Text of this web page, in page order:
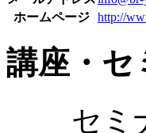
ホームページ http://
講座・セ
セミ